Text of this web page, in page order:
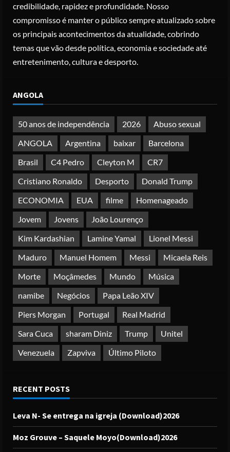
3
Nike vai despedir 1.400 trabalhadores
para apostar em automação e
simplificar operações
Posted on 4 months ago
4
desejo de domínio”
Posted on 4 months ago
5
Irão reabre Estreito de Ormuz
durante trégua de 10 dias entre Israel
e Líbano
Posted on 4 months ago
credibilidade, rapidez e profundidade. Nosso
compromisso é manter o público sempre atualizado sobre
os principais acontecimentos da atualidade, cobrindo
temas que vão desde política, economia e sociedade até
entretenimento, cultura e desporto.
ANGOLA
50 anos de independência 2026
Abuso sexual
ANGOLA
Argentina baixar
Barcelona
Brasil
C4 Pedro Cleyton M
CR7
Cristiano Ronaldo
Desporto
Donald Trump
ECONOMIA
EUA filme
Homenageado
Jovem
Jovens
João Lourenço
Kim Kardashian
Lamine Yamal
Lionel Messi
Maduro
Manuel Homem Messi
Micaela Reis
Morte
Moçâmedes Mundo
Música
namibe
Negócios
Papa Leão XIV
Piers Morgan
Portugal
Real Madrid
Sara Cuca
sharam Diniz Trump
Unitel
Venezuela
Zapviva Último Piloto
RECENT POSTS
Leva N- Se entrega na igreja (Download)2026
Moz Grouve – Saquele Moyo(Download)2026